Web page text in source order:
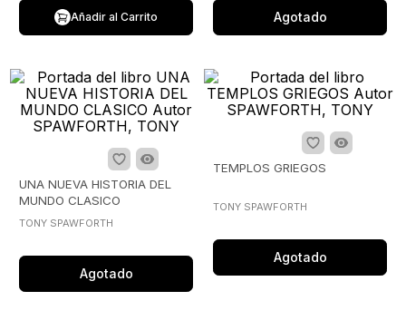
Añadir al Carrito Agotado
UNA NUEVA HISTORIA DEL
MUNDO CLASICO
TONY SPAWFORTH
Agotado
TEMPLOS GRIEGOS
TONY SPAWFORTH
Agotado